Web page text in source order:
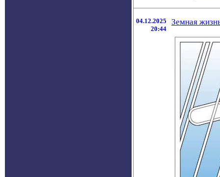
04.12.2025
20:44
Земная